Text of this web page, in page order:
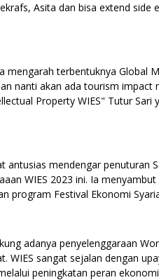
Asita dan bisa extend side
mengarah terbentuknya Global
nanti akan ada tourism impact
Property WIES" Tutur Sari
antusias mendengar penuturan
WIES 2023 ini. Ia
program Festival Ekonomi
adanya penyelenggaraan
WIES sangat sejalan dengan
peningkatan peran